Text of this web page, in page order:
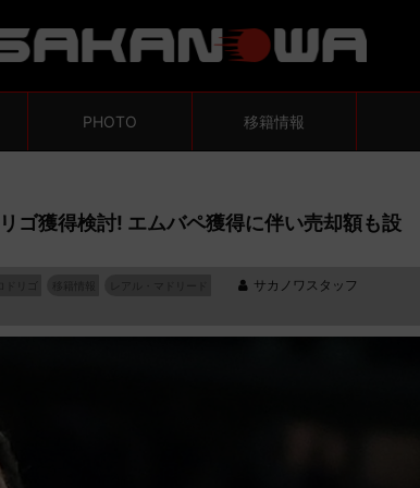
PHOTO 移籍情報
ゴ獲得検討! エムバペ獲得に伴い売却額も設
サカノワスタッフ